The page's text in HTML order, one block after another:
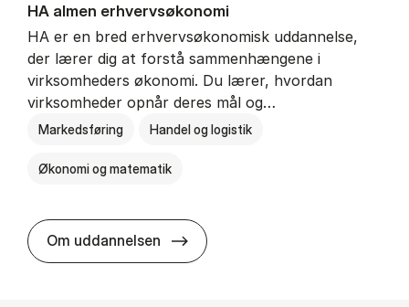
HA al­men erhvervs­økonomi
HA er en bred erhvervsøkonomisk uddannelse,
der lærer dig at forstå sammenhængene i
virksomheders økonomi. Du lærer, hvordan
virksomheder opnår deres mål og…
Markedsføring Handel og logistik
Økonomi og matematik
Om uddannelsen HA al­men erhvervs­økonomi